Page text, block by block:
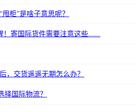
柜”是啥子意思呢？
！寄国际货件需要注意这些......
，交货遥遥无期怎么办？
择国际物流？